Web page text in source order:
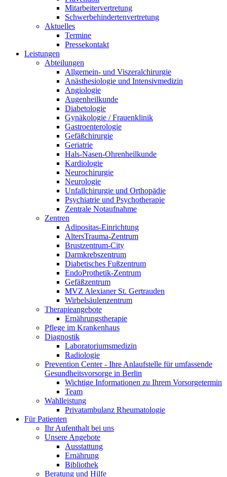
Mitarbeitervertretung
Schwerbehindertenvertretung
Aktuelles
Termine
Pressekontakt
Leistungen
Abteilungen
Allgemein- und Viszeralchirurgie
Anästhesiologie und Intensivmedizin
Angiologie
Augenheilkunde
Diabetologie
Gynäkologie / Frauenklinik
Gastroenterologie
Gefäßchirurgie
Geriatrie
Hals-Nasen-Ohrenheilkunde
Kardiologie
Neurochirurgie
Neurologie
Unfallchirurgie und Orthopädie
Psychiatrie und Psychotherapie
Zentrale Notaufnahme
Zentren
Adipositas-Einrichtung
AltersTrauma-Zentrum
Brustzentrum-City
Darmkrebszentrum
Diabetisches Fußzentrum
EndoProthetik-Zentrum
Gefäßzentrum
MVZ Alexianer St. Gertrauden
Wirbelsäulenzentrum
Therapieangebote
Ernährungstherapie
Pflege im Krankenhaus
Diagnostik
Laboratoriumsmedizin
Radiologie
Prevention Center - Ihre Anlaufstelle für umfassende
Gesundheitsvorsorge in Berlin
Wichtige Informationen zu Ihrem Vorsorgetermin
Team
Wahlleistung
Privatambulanz Rheumatologie
Für Patienten
Ihr Aufenthalt bei uns
Unsere Angebote
Ausstattung
Ernährung
Bibliothek
Beratung und Hilfe